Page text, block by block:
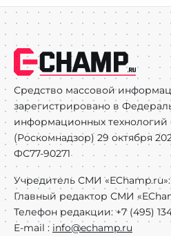
Средство массовой
зарегистрировано в
информационных
(Роскомнадзор) 29 октября
ФС77-90271
Учредитель СМИ
Главный редактор СМИ
Телефон редакции: +7 (495)
E-mail : info@echamp.ru